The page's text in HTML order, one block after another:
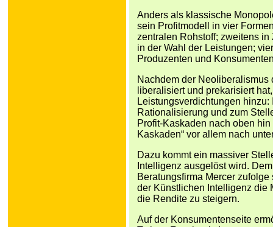
Anders als klassische
sein Profitmodell in vier
zentralen Rohstoff; zweitens
in der Wahl der Leistungen;
Produzenten und
Nachdem der
liberalisiert und prekarisiert
Leistungsverdichtungen
Rationalisierung und zum
Profit-Kaskaden nach oben
Kaskaden“ vor allem nach
Dazu kommt ein massiver
Intelligenz ausgelöst wird.
Beratungsfirma Mercer
der Künstlichen Intelligenz die
die Rendite zu steigern.
Auf der Konsumentenseite